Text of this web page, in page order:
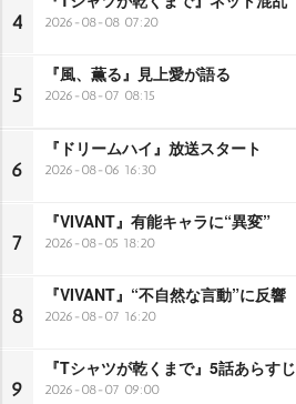
4 2026-08-08 07:20
5
『風、薫る』見上愛が語る
2026-08-07 08:15
6
『ドリームハイ』放送スタート
2026-08-06 16:30
7
『VIVANT』有能キャラに“異変”
2026-08-05 18:20
8
『VIVANT』“不自然な言動”に反響
2026-08-07 16:20
9
『Tシャツが乾くまで』5話あらすじ
2026-08-07 09:00